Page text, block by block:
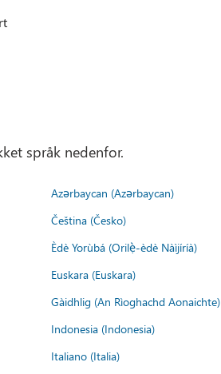
språk nedenfor.
Azərbaycan (Azərbaycan)
Čeština (Česko)
Èdè Yorùbá (Orilẹ̀-èdè Nàìjíríà)
Euskara (Euskara)
Gàidhlig (An Rìoghachd Aonaichte)
Indonesia (Indonesia)
Italiano (Italia)